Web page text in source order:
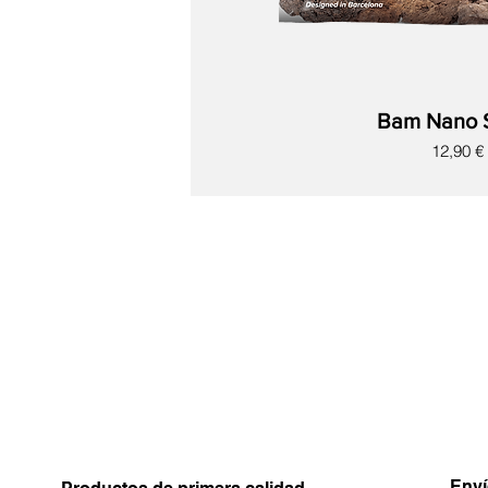
Bam Nano
Precio
12,90 €